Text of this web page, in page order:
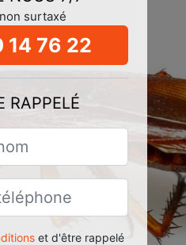
surtaxé
76 22
RAPPELÉ
et d'être rappelé